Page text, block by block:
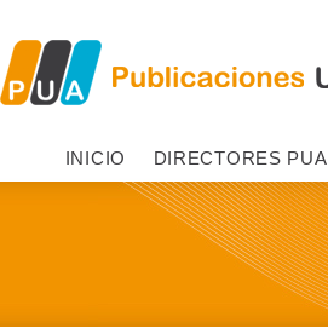
INICIO DIRECTORES PUA